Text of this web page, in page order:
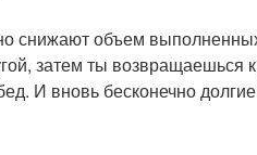
снижают объем
затем ты возвращаешься
И вновь бесконечно